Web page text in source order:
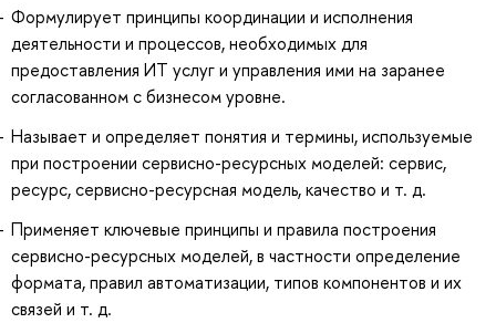
Формулирует принципы координации и исполнения
деятельности и процессов, необходимых для
предоставления ИТ услуг и управления ими на заранее
согласованном с бизнесом уровне.
Называет и определяет понятия и термины, используемые
при построении сервисно-ресурсных моделей: сервис,
ресурс, сервисно-ресурсная модель, качество и т. д.
Применяет ключевые принципы и правила построения
сервисно-ресурсных моделей, в частности определение
формата, правил автоматизации, типов компонентов и их
связей и т. д.